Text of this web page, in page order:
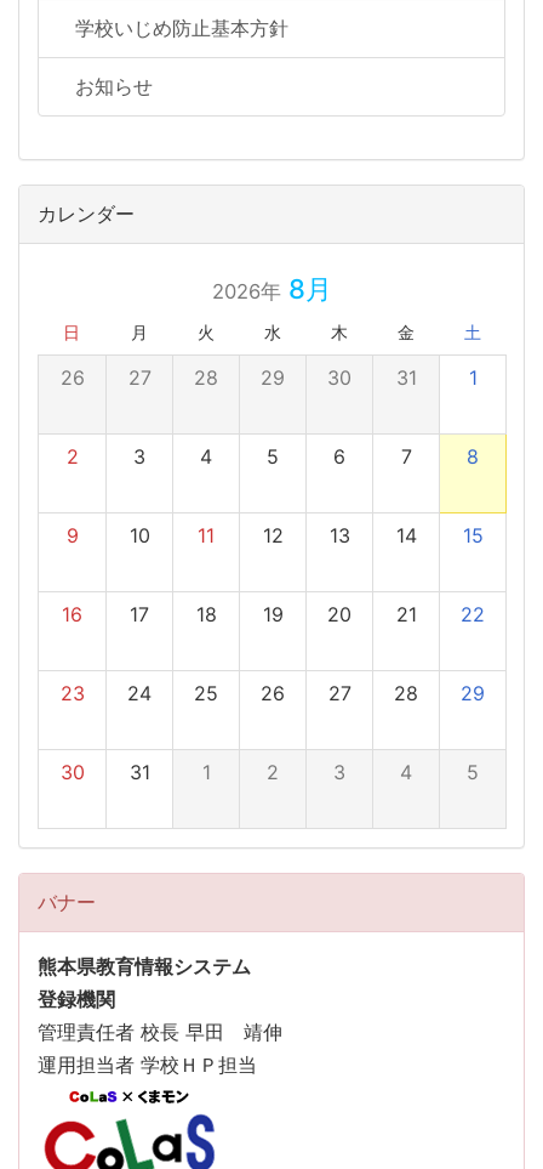
学校いじめ防止基本方針
お知らせ
カレンダー
2026年8月
日 月 火 水 木 金 土
26 27 28 29 30 31 1
2 3 4 5 6 7 8
9 10 11 12 13 14 15
16 17 18 19 20 21 22
23 24 25 26 27 28 29
30 31 1 2 3 4 5
バナー
熊本県教育情報システム
登録機関
管理責任者 校長 早田 靖伸
運用担当者 学校ＨＰ担当